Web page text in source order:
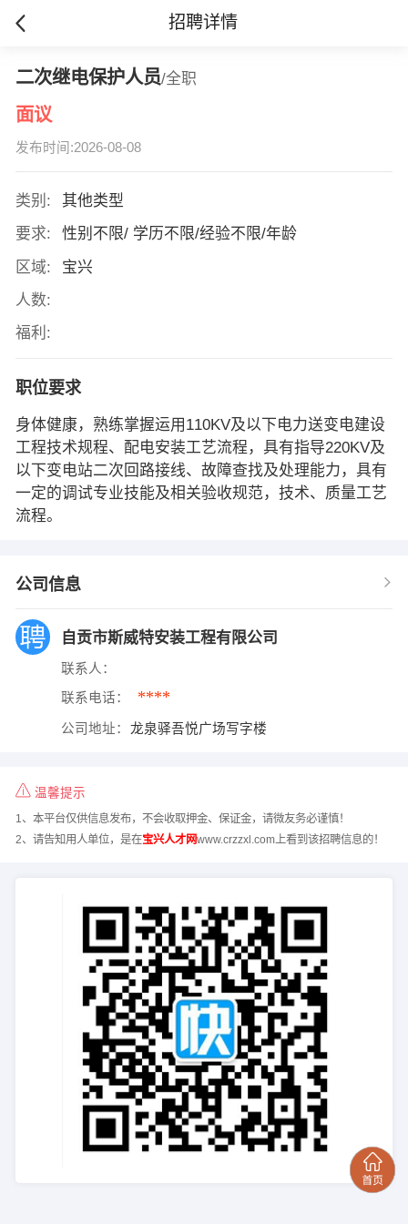
招聘详情
二次继电保护人员/全职
面议
发布时间:2026-08-08
类别:
其他类型
要求:
性别不限/ 学历不限/经验不限/年龄
区域:
宝兴
人数:
福利:
职位要求
身体健康，熟练掌握运用110KV及以下电力送变电建设
工程技术规程、配电安装工艺流程，具有指导220KV及
以下变电站二次回路接线、故障查找及处理能力，具有
一定的调试专业技能及相关验收规范，技术、质量工艺
流程。
公司信息
自贡市斯威特安装工程有限公司
联系人：
联系电话： ****
公司地址： 龙泉驿吾悦广场写字楼
温馨提示
1、本平台仅供信息发布，不会收取押金、保证金，请微友务必谨慎！
2、请告知用人单位，是在宝兴人才网www.crzzxl.com上看到该招聘信息的！